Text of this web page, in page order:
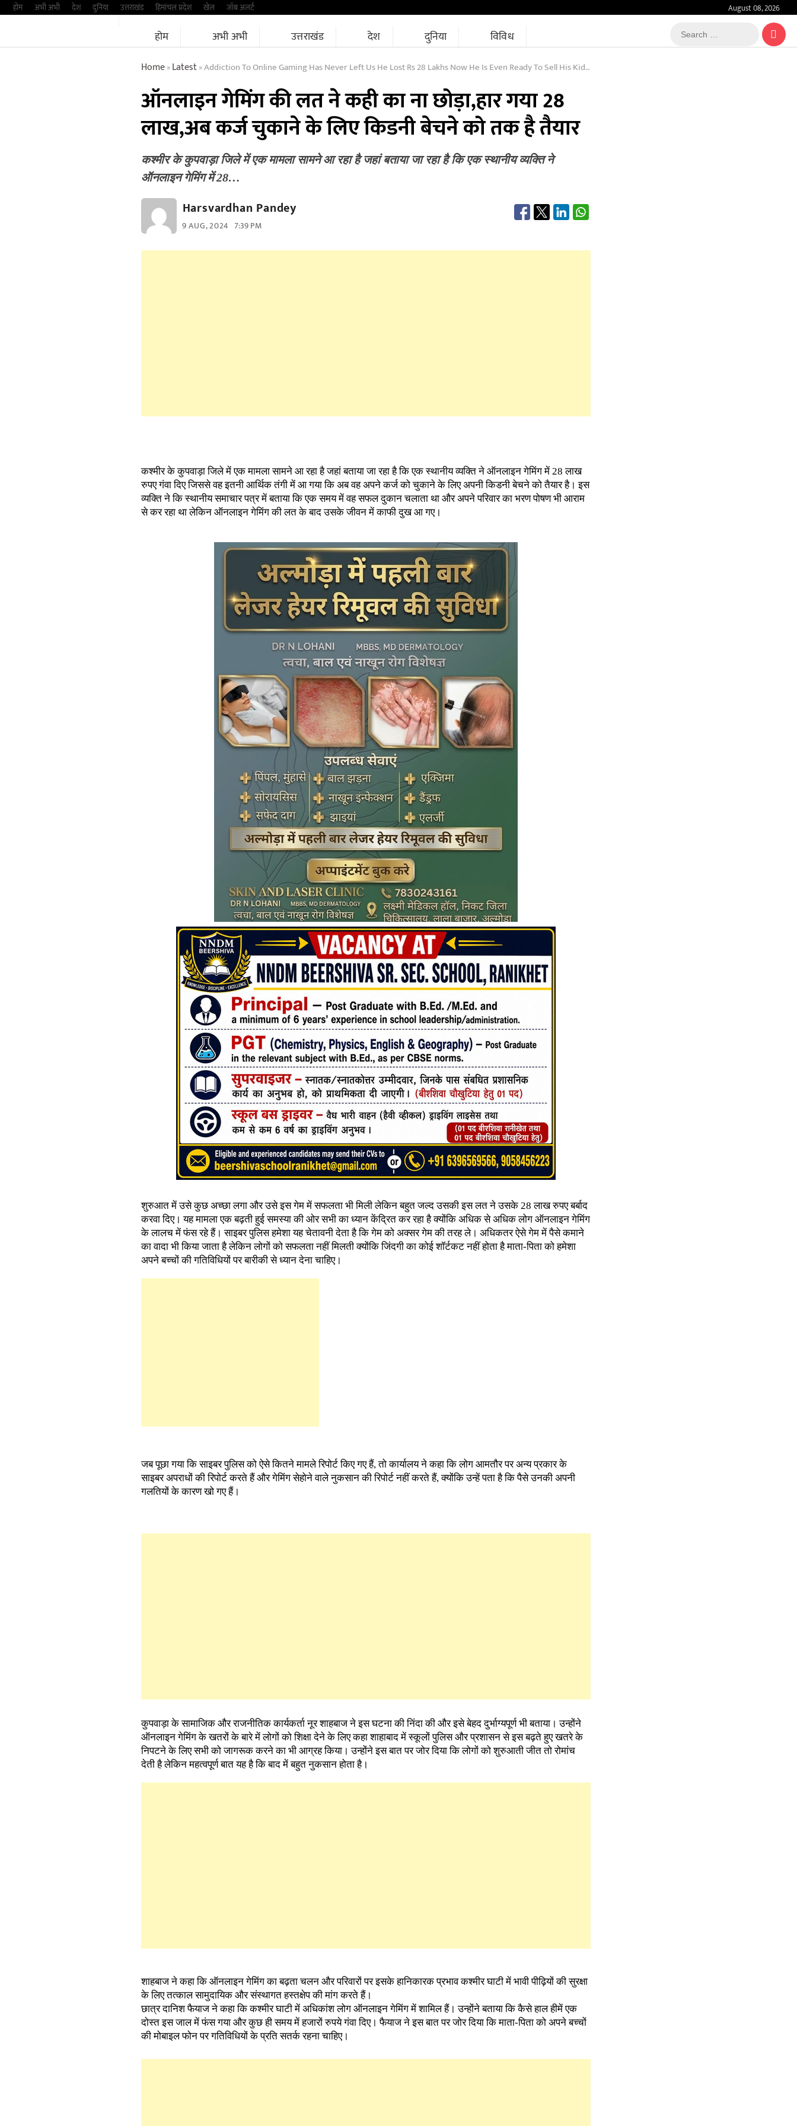
Skipहोम अभी अभी देश दुनिया उत्तराखंड हिमांचल प्रदेश खेल जॉब अलर्ट August 08, 2026
होम अभी अभी उत्तराखंड देश दुनिया विविध
Search
…
Home»Latest»Addiction To Online Gaming Has Never Left Us He Lost Rs 28 Lakhs Now He Is Even Ready To Sell His Kidney To Repay The Loan
ऑनलाइन गेमिंग की लत ने कही का ना छोड़ा,हार गया 28
लाख,अब कर्ज चुकाने के लिए किडनी बेचने को तक है तैयार
कश्मीर के कुपवाड़ा जिले में एक मामला सामने आ रहा है जहां बताया जा रहा है कि एक स्थानीय व्यक्ति ने
ऑनलाइन गेमिंग में 28…
Harsvardhan Pandey
9 AUG, 2024 7:39 PM
कश्मीर के कुपवाड़ा जिले में एक मामला सामने आ रहा है जहां बताया जा रहा है कि एक स्थानीय व्यक्ति ने ऑनलाइन गेमिंग में 28 लाख
रुपए गंवा दिए जिससे वह इतनी आर्थिक तंगी में आ गया कि अब वह अपने कर्ज को चुकाने के लिए अपनी किडनी बेचने को तैयार है। इस
व्यक्ति ने कि स्थानीय समाचार पत्र में बताया कि एक समय में वह सफल दुकान चलाता था और अपने परिवार का भरण पोषण भी आराम
से कर रहा था लेकिन ऑनलाइन गेमिंग की लत के बाद उसके जीवन में काफी दुख आ गए।
शुरुआत में उसे कुछ अच्छा लगा और उसे इस गेम में सफलता भी मिली लेकिन बहुत जल्द उसकी इस लत ने उसके 28 लाख रुपए बर्बाद
करवा दिए। यह मामला एक बढ़ती हुई समस्या की ओर सभी का ध्यान केंद्रित कर रहा है क्योंकि अधिक से अधिक लोग ऑनलाइन गेमिंग
के लालच में फंस रहे हैं। साइबर पुलिस हमेशा यह चेतावनी देता है कि गेम को अक्सर गेम की तरह ले। अधिकतर ऐसे गेम में पैसे कमाने
का वादा भी किया जाता है लेकिन लोगों को सफलता नहीं मिलती क्योंकि जिंदगी का कोई शॉर्टकट नहीं होता है माता-पिता को हमेशा
अपने बच्चों की गतिविधियों पर बारीकी से ध्यान देना चाहिए।
जब पूछा गया कि साइबर पुलिस को ऐसे कितने मामले रिपोर्ट किए गए हैं, तो कार्यालय ने कहा कि लोग आमतौर पर अन्य प्रकार के
साइबर अपराधों की रिपोर्ट करते हैं और गेमिंग सेहोने वाले नुकसान की रिपोर्ट नहीं करते हैं, क्योंकि उन्हें पता है कि पैसे उनकी अपनी
गलतियों के कारण खो गए हैं।
कुपवाड़ा के सामाजिक और राजनीतिक कार्यकर्ता नूर शाहबाज ने इस घटना की निंदा की और इसे बेहद दुर्भाग्यपूर्ण भी बताया। उन्होंने
ऑनलाइन गेमिंग के खतरों के बारे में लोगों को शिक्षा देने के लिए कहा शाहाबाद में स्कूलों पुलिस और प्रशासन से इस बढ़ते हुए खतरे के
निपटने के लिए सभी को जागरूक करने का भी आग्रह किया। उन्होंने इस बात पर जोर दिया कि लोगों को शुरुआती जीत तो रोमांच
देती है लेकिन महत्वपूर्ण बात यह है कि बाद में बहुत नुकसान होता है।
शाहबाज ने कहा कि ऑनलाइन गेमिंग का बढ़ता चलन और परिवारों पर इसके हानिकारक प्रभाव कश्मीर घाटी में भावी पीढ़ियों की सुरक्षा
के लिए तत्काल सामुदायिक और संस्थागत हस्तक्षेप की मांग करते हैं।
छात्र दानिश फैयाज ने कहा कि कश्मीर घाटी में अधिकांश लोग ऑनलाइन गेमिंग में शामिल हैं। उन्होंने बताया कि कैसे हाल हीमें एक
दोस्त इस जाल में फंस गया और कुछ ही समय में हजारों रुपये गंवा दिए। फैयाज ने इस बात पर जोर दिया कि माता-पिता को अपने बच्चों
की मोबाइल फोन पर गतिविधियों के प्रति सतर्क रहना चाहिए।